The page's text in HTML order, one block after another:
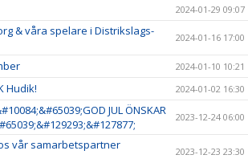
2024-01-29 09:07
& våra spelare i Distrikslags-
2024-01-16 17:00
2024-01-10 10:21
Hudik! 2024-01-02 16:30
JUL ÖNSKAR
2023-12-24 06:00
vår samarbetspartner
2023-12-23 23:30